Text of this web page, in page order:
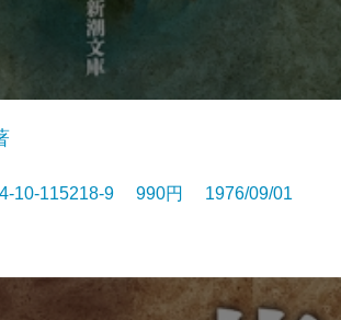
10-115218-9 990円 1976/09/01